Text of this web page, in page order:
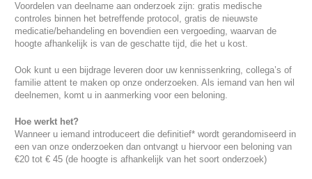
Voordelen van deelname aan onderzoek zijn: gratis medische
controles binnen het betreffende protocol, gratis de nieuwste
medicatie/behandeling en bovendien een vergoeding, waarvan de
hoogte afhankelijk is van de geschatte tijd, die het u kost.
Ook kunt u een bijdrage leveren door uw kennissenkring, collega’s of
familie attent te maken op onze onderzoeken. Als iemand van hen wil
deelnemen, komt u in aanmerking voor een beloning.
Hoe werkt het?
Wanneer u iemand introduceert die definitief* wordt gerandomiseerd in
een van onze onderzoeken dan ontvangt u hiervoor een beloning van
€20 tot € 45 (de hoogte is afhankelijk van het soort onderzoek)